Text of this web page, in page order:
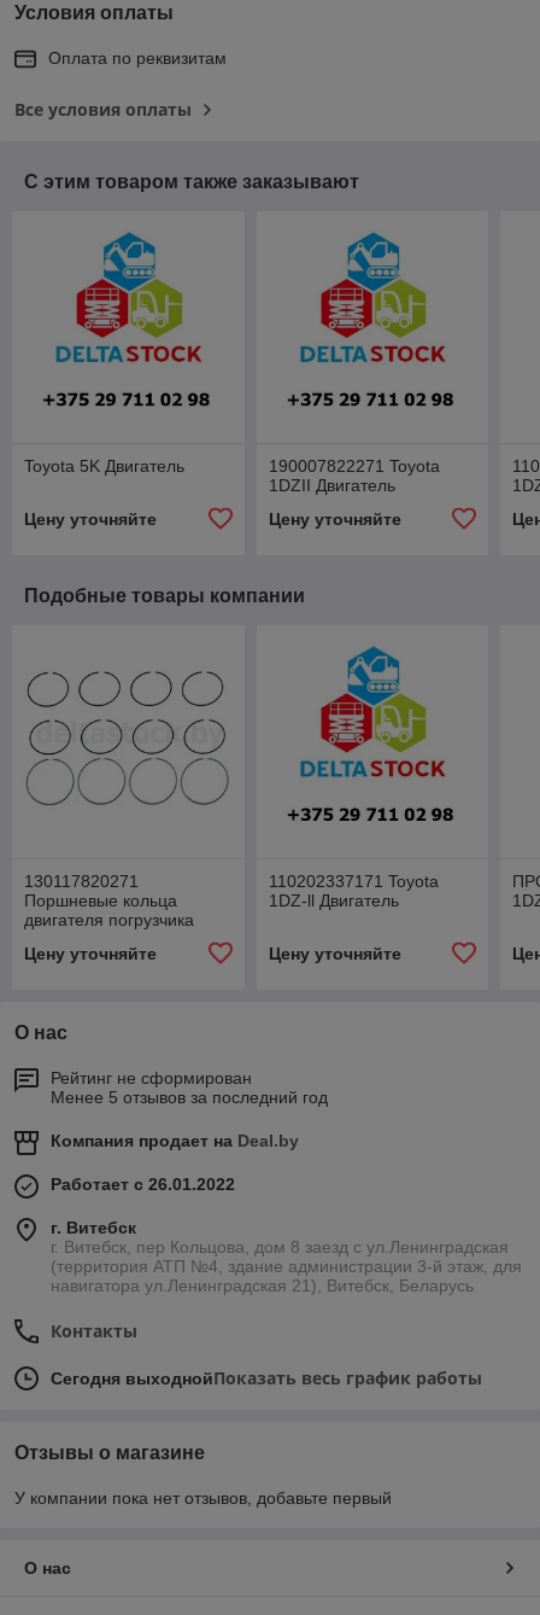
Условия оплаты
Оплата по реквизитам
Все условия оплаты
С этим товаром также заказывают
Toyota 5K Двигатель
Цену уточняйте
190007822271 Toyota
1DZII Двигатель
Цену уточняйте
Подобные товары компании
130117820271
Поршневые кольца
двигателя погрузчика
Цену уточняйте
110202337171 Toyota
1DZ-ll Двигатель
Цену уточняйте
О нас
Рейтинг не сформирован
Менее 5 отзывов за последний год
Компания продает на Deal.by
Работает с 26.01.2022
г. Витебск
г. Витебск, пер Кольцова, дом 8 заезд с ул.Ленинградская
(территория АТП №4, здание администрации 3-й этаж, для
навигатора ул.Ленинградская 21), Витебск, Беларусь
Контакты
Сегодня выходнойПоказать весь график работы
Отзывы о магазине
У компании пока нет отзывов, добавьте первый
О нас